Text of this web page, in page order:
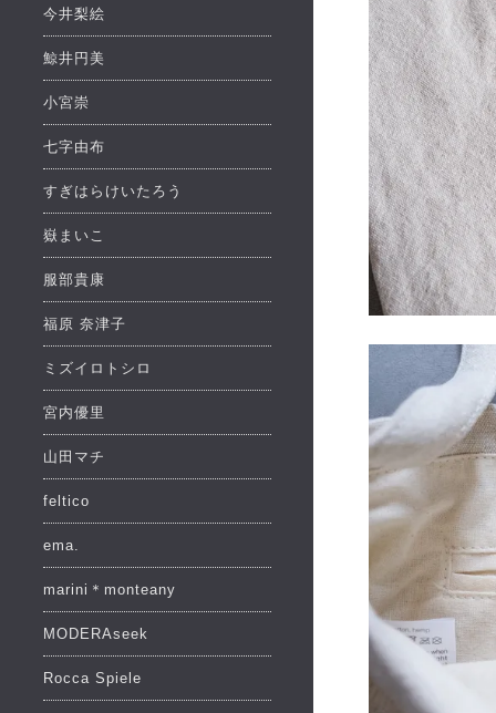
今井梨絵
鯨井円美
小宮崇
七字由布
すぎはらけいたろう
嶽まいこ
服部貴康
福原 奈津子
ミズイロトシロ
宮内優里
山田マチ
feltico
ema.
marini＊monteany
MODERAseek
Rocca Spiele